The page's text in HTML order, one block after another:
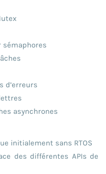
sémaphores
d’erreurs
asynchrones
initialement sans RTOS
des différentes APIs de